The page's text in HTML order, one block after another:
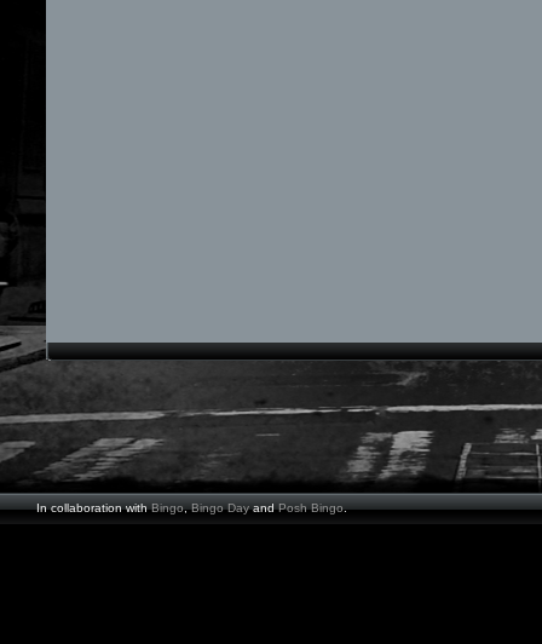
In collaboration withBingo,Bingo DayandPosh Bingo.